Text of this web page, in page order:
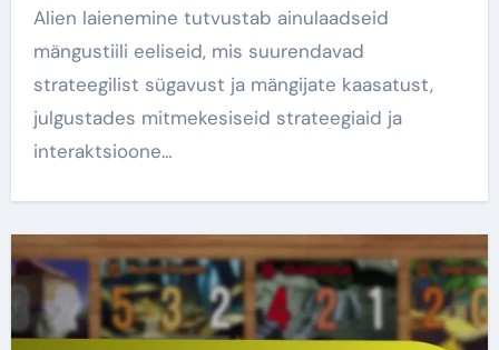
Alien laienemine tutvustab ainulaadseid
mängustiili eeliseid, mis suurendavad
strateegilist sügavust ja mängijate kaasatust,
julgustades mitmekesiseid strateegiaid ja
interaktsioone…